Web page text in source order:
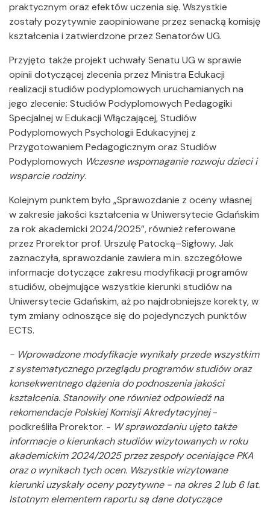
praktycznym oraz efektów uczenia się. Wszystkie
zostały pozytywnie zaopiniowane przez senacką komisję
kształcenia i zatwierdzone przez Senatorów UG.
Przyjęto także projekt uchwały Senatu UG w sprawie
opinii dotyczącej zlecenia przez Ministra Edukacji
realizacji studiów podyplomowych uruchamianych na
jego zlecenie: Studiów Podyplomowych Pedagogiki
Specjalnej w Edukacji Włączającej, Studiów
Podyplomowych Psychologii Edukacyjnej z
Przygotowaniem Pedagogicznym oraz Studiów
Podyplomowych Wczesne wspomaganie rozwoju dzieci i
wsparcie rodziny.
Kolejnym punktem było „Sprawozdanie z oceny własnej
w zakresie jakości kształcenia w Uniwersytecie Gdańskim
za rok akademicki 2024/2025”, również referowane
przez Prorektor prof. Urszulę Patocką–Sigłowy. Jak
zaznaczyła, sprawozdanie zawiera m.in. szczegółowe
informacje dotyczące zakresu modyfikacji programów
studiów, obejmujące wszystkie kierunki studiów na
Uniwersytecie Gdańskim, aż po najdrobniejsze korekty, w
tym zmiany odnoszące się do pojedynczych punktów
ECTS.
- Wprowadzone modyfikacje wynikały przede wszystkim
z systematycznego przeglądu programów studiów oraz
konsekwentnego dążenia do podnoszenia jakości
kształcenia. Stanowiły one również odpowiedź na
rekomendacje Polskiej Komisji Akredytacyjnej-
podkreśliła Prorektor. - W sprawozdaniu ujęto także
informacje o kierunkach studiów wizytowanych w roku
akademickim 2024/2025 przez zespoły oceniające PKA
oraz o wynikach tych ocen. Wszystkie wizytowane
kierunki uzyskały oceny pozytywne - na okres 2 lub 6 lat.
Istotnym elementem raportu są dane dotyczące